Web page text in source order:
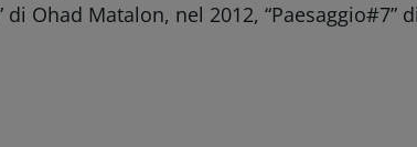
di Ohad Matalon, nel 2012,